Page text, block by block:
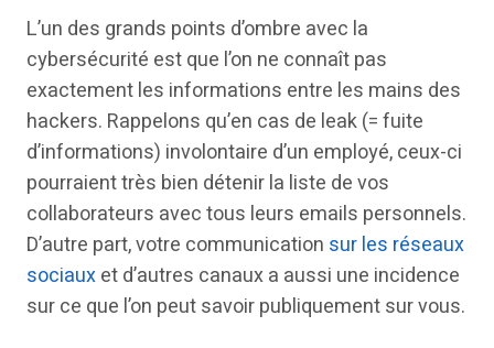
L’un des grands points d’ombre avec la
cybersécurité est que l’on ne connaît pas
exactement les informations entre les mains des
hackers. Rappelons qu’en cas de leak (= fuite
d’informations) involontaire d’un employé, ceux-ci
pourraient très bien détenir la liste de vos
collaborateurs avec tous leurs emails personnels.
D’autre part, votre communication sur les réseaux
sociauxet d’autres canaux a aussi une incidence
sur ce que l’on peut savoir publiquement sur vous.